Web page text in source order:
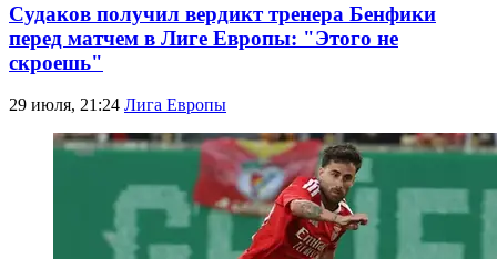
Судаков получил вердикт тренера Бенфики
перед матчем в Лиге Европы: "Этого не
скроешь"
29 июля, 21:24 Лига Европы